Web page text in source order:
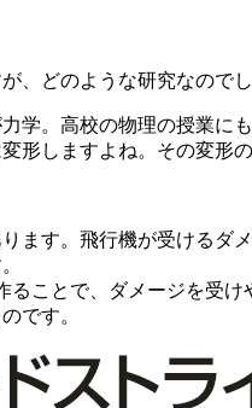
、どのような研究なので
学。高校の物理の授業に
形しますよね。その変形
ます。飛行機が受けるダ
ことで、ダメージを受
です。